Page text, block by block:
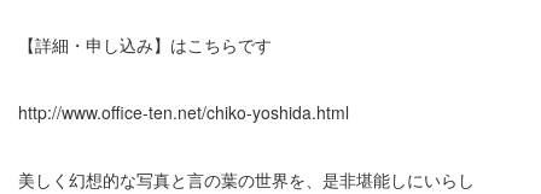
【詳細・申し込み】はこちらです
http://www.office-ten.net/chiko-yoshida.html
美しく幻想的な写真と言の葉の世界を、是非堪能しにいらし